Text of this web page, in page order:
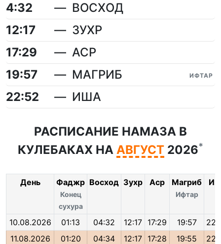
4:32
ВОСХОД
12:17
ЗУХР
17:29
АСР
19:57
МАГРИБ ИФТАР
22:52 ИША
РАСПИСАНИЕ НАМАЗА В
КУЛЕБАКАХ НА АВГУСТ 2026*
День Фаджр
Конец
сухура
Восход Зухр Аср Магриб
Ифтар
10.08.2026 01:13 04:32 12:17 17:29 19:57
11.08.2026
01:20 04:34 12:17 17:28 19:55